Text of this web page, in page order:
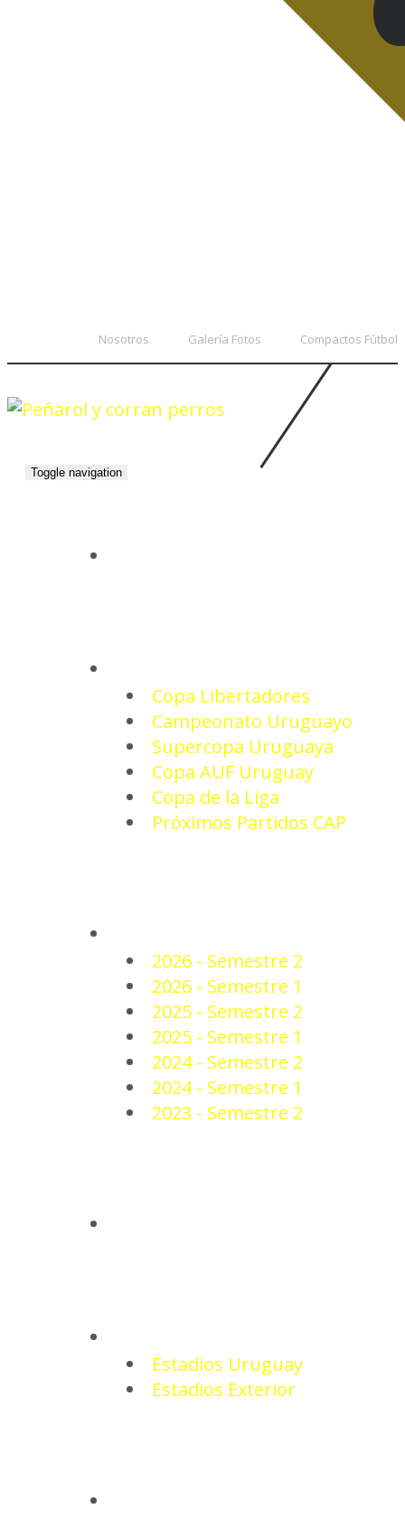
Nosotros Galería Fotos Compactos Fútbol
Toggle navigation
Copa Libertadores
Campeonato Uruguayo
Supercopa Uruguaya
Copa AUF Uruguay
Copa de la Liga
Próximos Partidos CAP
2026 - Semestre 2
2026 - Semestre 1
2025 - Semestre 2
2025 - Semestre 1
2024 - Semestre 2
2024 - Semestre 1
2023 - Semestre 2
Estadios Uruguay
Estadios Exterior